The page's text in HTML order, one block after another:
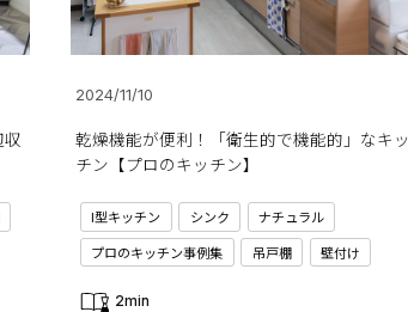
2024/11/10
乾燥機能が便利！「衛生的で機能的」なキッ
チン【プロのキッチン】
I型キッチン シンク
ナチュラル
プロのキッチン事例集
吊戸棚 壁付け
2min